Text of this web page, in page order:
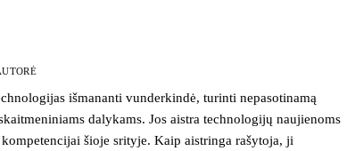
išmananti vunderkindė, turinti nepasotinamą
dalykams. Jos aistra technologijų naujienoms
šioje srityje. Kaip aistringa rašytoja, ji